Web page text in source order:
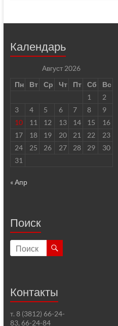
Календарь
Август 2026
Пн
Вт Ср Чт Пт Сб
Вс
1
2
3
4 5 6 7 8
9
10
11 12 13 14 15
16
17
18 19 20 21 22
23
24
25 26 27 28 29
30
31
« Апр
Поиск
Контакты
т. 8 (3812) 66-24-
83, 66-24-84